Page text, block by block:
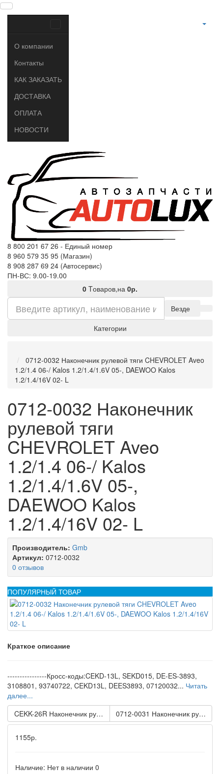
О компании
Контакты
КАК ЗАКАЗАТЬ
ДОСТАВКА
ОПЛАТА
НОВОСТИ
8 800 201 67 26 - Единый номер
8 960 579 35 95 (Магазин)
8 908 287 69 24 (Автосервис)
ПН-ВС: 9.00-19.00
0 Tоваров,на 0р.
Везде
Категории
0712-0032 Наконечник рулевой тяги CHEVROLET Aveo
1.2/1.4 06-/ Kalos 1.2/1.4/1.6V 05-, DAEWOO Kalos
1.2/1.4/16V 02- L
0712-0032 Наконечник
рулевой тяги
CHEVROLET Aveo
1.2/1.4 06-/ Kalos
1.2/1.4/1.6V 05-,
DAEWOO Kalos
1.2/1.4/16V 02- L
Производитель: Gmb
Артикул: 0712-0032
0 отзывов
ПОПУЛЯРНЫЙ ТОВАР
Краткое описание
----------------Кросс-коды:CEKD-13L, SEKD015, DE-ES-3893,
3108801, 93740722, CEKD13L, DEES3893, 07120032... Читать
далее...
CEKK-26R Наконечник рулевой тяги HYUNDAI SONATA EF
0712-0031 Наконечник
1155р.
Наличие: Нет в наличии 0